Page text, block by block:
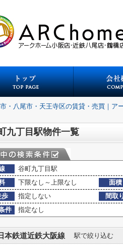
・八尾市・天王寺区の賃貸・売買｜ア
九丁目駅物件一覧
谷町九丁目駅
下限なし～上限なし 面積
歩
指定しない 間取
件
指定なし
本鉄道近鉄大阪線 駅で絞り込む